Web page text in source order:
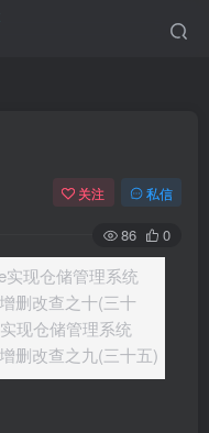
关注 私信
86 0
实现仓储管理系统
删改查之十(三十
现仓储管理系统
删改查之九(三十五)